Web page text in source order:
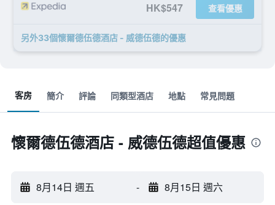
HK$547 查看優惠
另外33個懷爾德伍德酒店 - 威德伍德​的優惠
客房 簡介 評論 同類型酒店 地點 常見問題
懷爾德伍德酒店 - 威德伍德超值優惠
8月14日 週五 - 8月15日 週六